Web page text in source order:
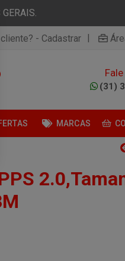
- Cadastrar |
(31)
MARCAS